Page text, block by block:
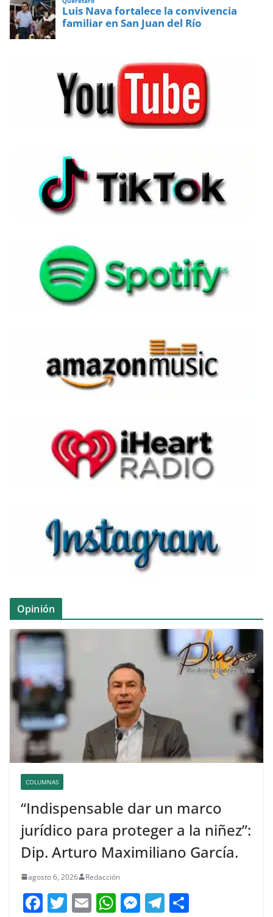
Opinión
COLUMNAS
“Indispensable dar un marco
jurídico para proteger a la niñez”:
Dip. Arturo Maximiliano García.
agosto 6, 2026 Redacción
F T E W M T